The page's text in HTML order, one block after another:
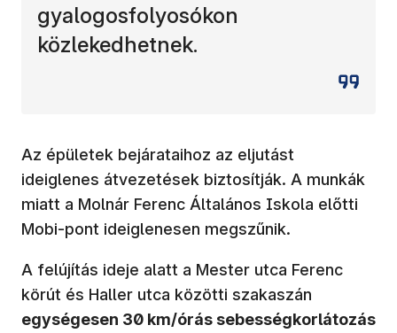
gyalogosfolyosókon
közlekedhetnek.
Az épületek bejárataihoz az eljutást
ideiglenes átvezetések biztosítják. A munkák
miatt a Molnár Ferenc Általános Iskola előtti
Mobi-pont ideiglenesen megszűnik.
A felújítás ideje alatt a Mester utca Ferenc
körút és Haller utca közötti szakaszán
egységesen 30 km/órás sebességkorlátozás